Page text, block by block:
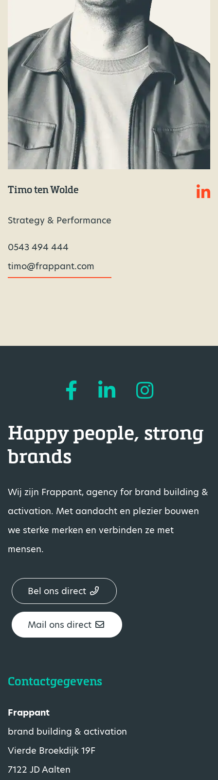
Timo ten Wolde
Strategy & Performance
0543 494 444
timo@frappant.com
Happy people, strong
brands
Wij zijn Frappant, agency for brand building &
activation. Met aandacht en plezier bouwen
we sterke merken en verbinden ze met
mensen.
Bel ons direct
Mail ons direct
Contactgegevens
Frappant
brand building & activation
Vierde Broekdijk 19F
7122 JD Aalten